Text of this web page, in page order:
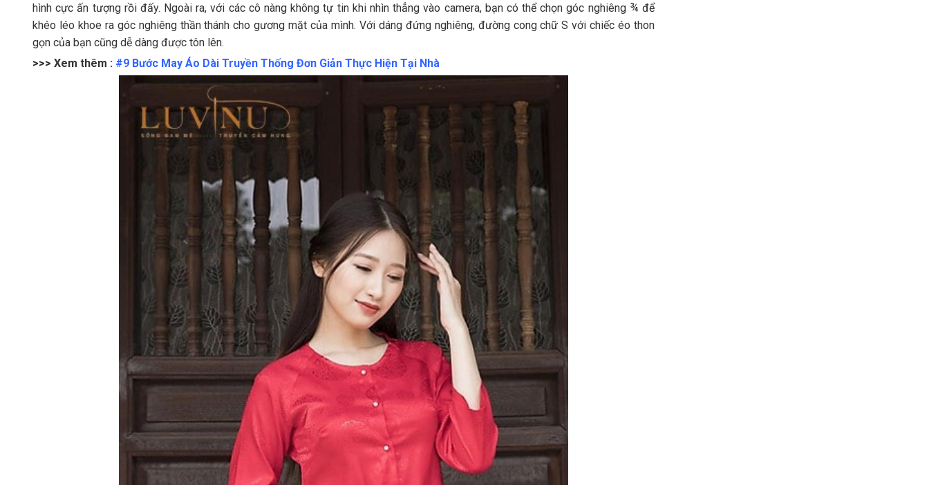
hình cực ấn tượng rồi đấy. Ngoài ra, với các cô nàng không tự tin khi nhìn thẳng vào camera, bạn có thể chọn góc nghiêng ¾ để
khéo léo khoe ra góc nghiêng thần thánh cho gương mặt của mình. Với dáng đứng nghiêng, đường cong chữ S với chiếc éo thon
gọn của bạn cũng dễ dàng được tôn lên.
>>> Xem thêm : #9 Bước May Áo Dài Truyền Thống Đơn Giản Thực Hiện Tại Nhà